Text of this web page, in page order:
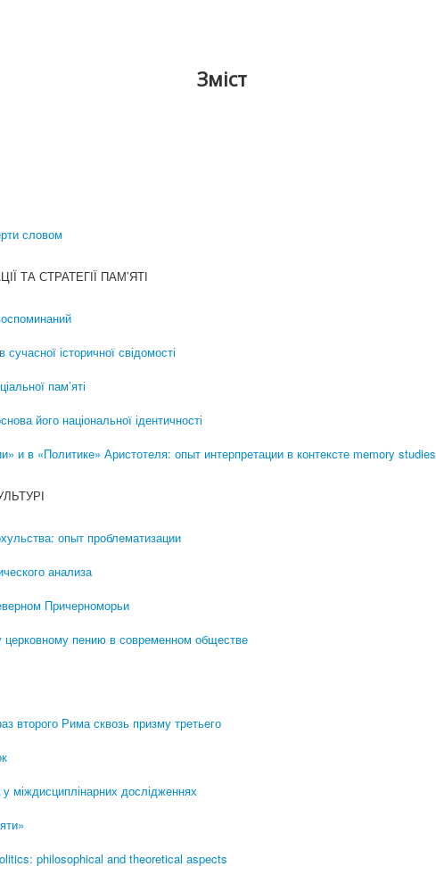
Зміст
словом
ТА СТРАТЕГІЇ ПАМ’ЯТІ
історичної свідомості
пам’яті
його національної ідентичності
и в «Политике» Аристотеля: опыт интерпретации в контексте memory studies
опыт проблематизации
анализа
Причерноморьи
церковному пению в современном обществе
второго Рима сквозь призму третьего
у міждисциплінарних дослідженнях
philosophical and theoretical aspects